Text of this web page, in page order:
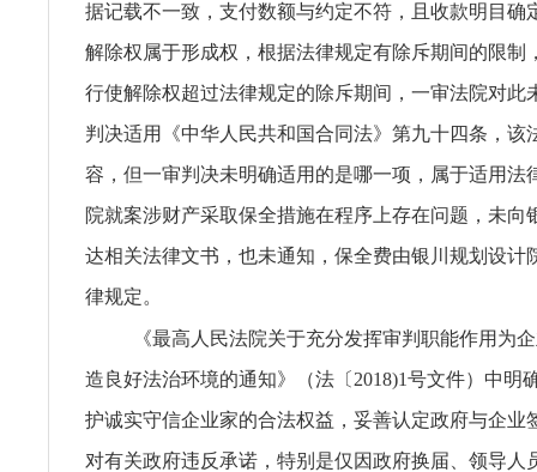
据记载不一致，支付数额与约定不符，且收款明目确
解除权属于形成权，根据法律规定有除斥期间的限制
行使解除权超过法律规定的除斥期间，一审法院对此
判决适用《中华人民共和国合同法》第九十四条，该
容，但一审判决未明确适用的是哪一项，属于适用法
院就案涉财产采取保全措施在程序上存在问题，未向
达相关法律文书，也未通知，保全费由银川规划设计
律规定。
《最高人民法院关于充分发挥审判职能作用为
造良好法治环境的通知》（法〔2018)1号文件）中明
护诚实守信企业家的合法权益，妥善认定政府与企业
对有关政府违反承诺，特别是仅因政府换届、领导人